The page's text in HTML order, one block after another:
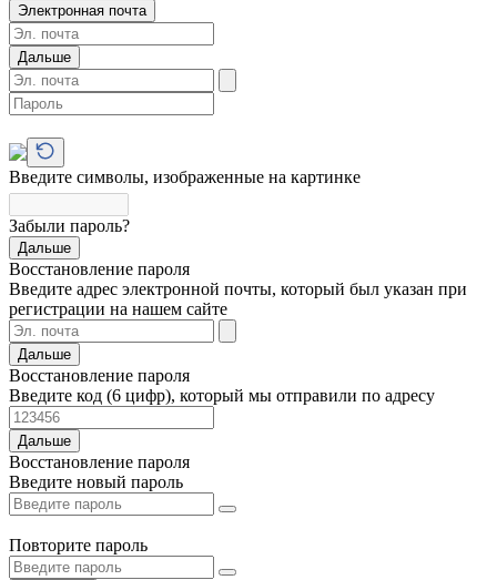
Электронная почта
Дальше
Введите символы, изображенные на картинке
Забыли пароль?
Дальше
Восстановление пароля
Введите адрес электронной почты, который был указан при
регистрации на нашем сайте
Дальше
Восстановление пароля
Введите код (6 цифр), который мы отправили по адресу
Дальше
Восстановление пароля
Введите новый пароль
Повторите пароль